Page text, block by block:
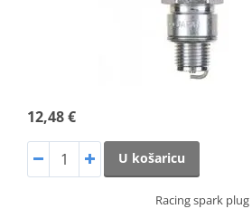
12,48 €
U košaricu
Racing spark plug